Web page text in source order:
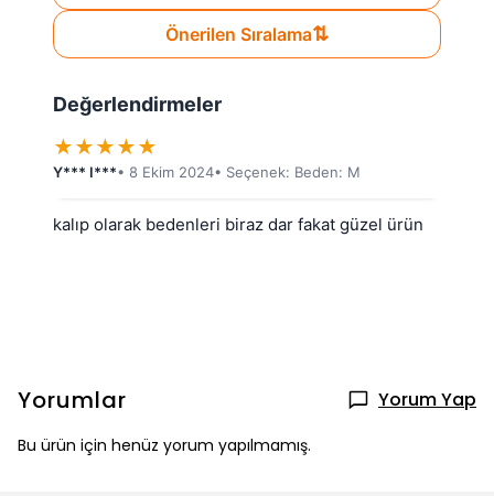
Önerilen Sıralama⇅
Değerlendirmeler
★★★★★
Y*** I***• 8 Ekim 2024• Seçenek: Beden: M
kalıp olarak bedenleri biraz dar fakat güzel ürün
Yorumlar Yorum Yap
Bu ürün için henüz yorum yapılmamış.